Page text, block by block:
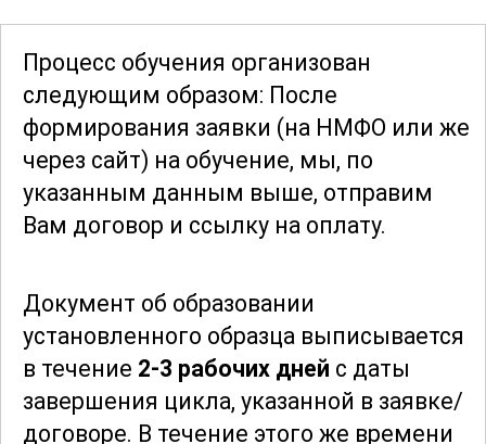
аспектом успешного сестринского
дела. Участники освоят техники
эффективного общения, что поможет
им лучше понимать потребности
маленьких пациентов и их родителей,
создавая атмосферу доверия и
поддержки.
По завершении курса, специалисты
будут обладать необходимыми
знаниями и навыками, чтобы успешно
работать в области сестринского дела в
Процесс обучения организован
следующим образом: После
формирования заявки (на НМФО или же
через сайт) на обучение, мы, по
указанным данным выше, отправим
Вам договор и ссылку на оплату.
Документ об образовании
установленного образца выписывается
в течение 2-3 рабочих дней с даты
завершения цикла, указанной в заявке/
договоре. В течение этого же времени